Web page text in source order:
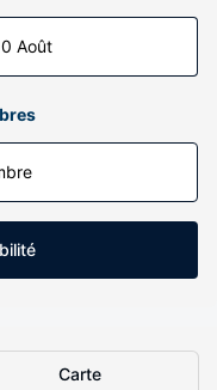
Août
Carte